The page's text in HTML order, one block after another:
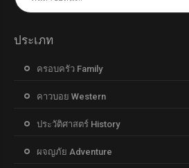
ประเภท
ครอบครัว Family
คาวบอย Western
ประวัติศาสตร์ History
ผจญภัย Adventure